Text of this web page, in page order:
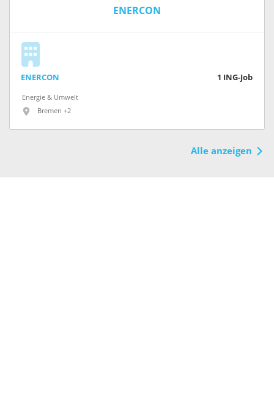
ENERCON
ENERCON 1 ING-Job
Energie & Umwelt
Bremen +2
Alle anzeigen